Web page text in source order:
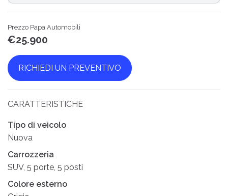
Prezzo Papa Automobili
€25.900
RICHIEDI UN PREVENTIVO
CARATTERISTICHE
Tipo di veicolo
Nuova
Carrozzeria
SUV, 5 porte, 5 posti
Colore esterno